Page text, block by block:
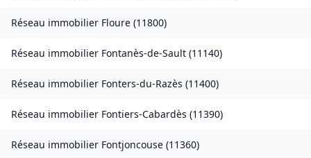
Réseau immobilier Floure (11800)
Réseau immobilier Fontanès-de-Sault (11140)
Réseau immobilier Fonters-du-Razès (11400)
Réseau immobilier Fontiers-Cabardès (11390)
Réseau immobilier Fontjoncouse (11360)